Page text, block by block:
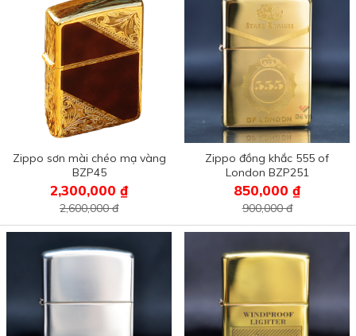
Zippo sơn mài chéo mạ vàng
BZP45
2,300,000 ₫
2,600,000 đ
Zippo đồng khắc 555 of
London BZP251
850,000 ₫
900,000 đ